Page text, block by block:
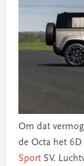
Om dat
de Octa het 6D
SportSV.